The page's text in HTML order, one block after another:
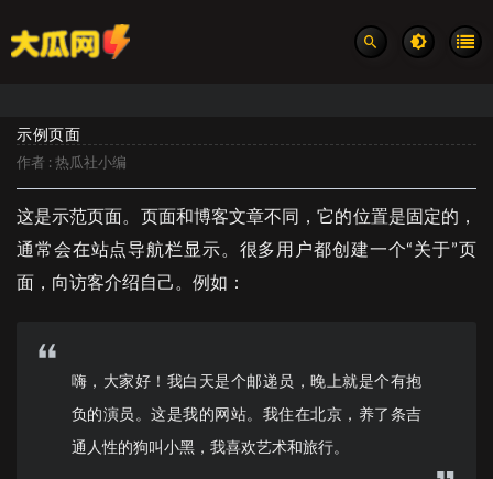
示例页面
作者 : 热瓜社小编
这是示范页面。页面和博客文章不同，它的位置是固定的，
通常会在站点导航栏显示。很多用户都创建一个“关于”页
面，向访客介绍自己。例如：
嗨，大家好！我白天是个邮递员，晚上就是个有抱
负的演员。这是我的网站。我住在北京，养了条吉
通人性的狗叫小黑，我喜欢艺术和旅行。